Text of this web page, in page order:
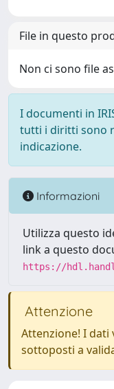
File in questo
Non ci sono file
I documenti in
tutti i diritti sono
indicazione.
Informazioni
Utilizza questo
link a questo
https://
Attenzione
Attenzione! I dati
sottoposti a